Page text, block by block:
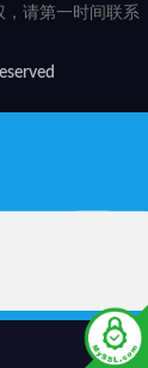
请第一时间联系